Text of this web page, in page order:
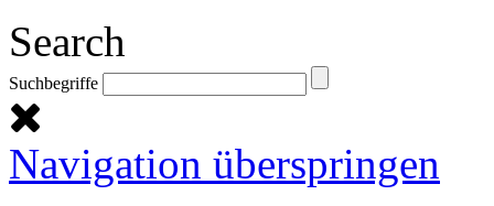
Search
Suchbegriffe
Navigation überspringen